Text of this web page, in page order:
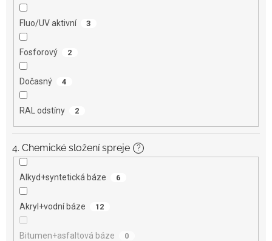
Fluo/UV aktivní 3
Fosforový 2
Dočasný 4
RAL odstíny 2
4. Chemické složení spreje ?
Alkyd+syntetická báze 6
Akryl+vodní báze 12
Bitumen+asfaltová báze 0